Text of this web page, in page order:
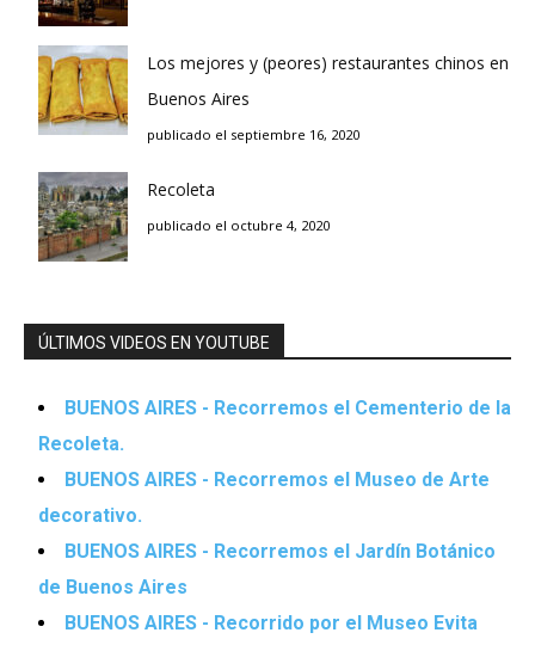
Los mejores y (peores) restaurantes chinos en
Buenos Aires
publicado el septiembre 16, 2020
Recoleta
publicado el octubre 4, 2020
ÚLTIMOS VIDEOS EN YOUTUBE
BUENOS AIRES - Recorremos el Cementerio de la
Recoleta.
BUENOS AIRES - Recorremos el Museo de Arte
decorativo.
BUENOS AIRES - Recorremos el Jardín Botánico
de Buenos Aires
BUENOS AIRES - Recorrido por el Museo Evita